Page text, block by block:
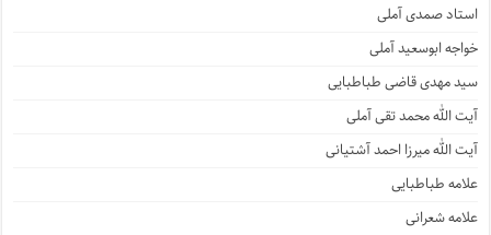
استاد صمدی آملی
خواجه ابوسعید آملی
سید مهدی قاضی طباطبایی
آیت الله محمد تقی آملی
آیت الله میرزا احمد آشتیانی
علامه طباطبایی
علامه شعرانی